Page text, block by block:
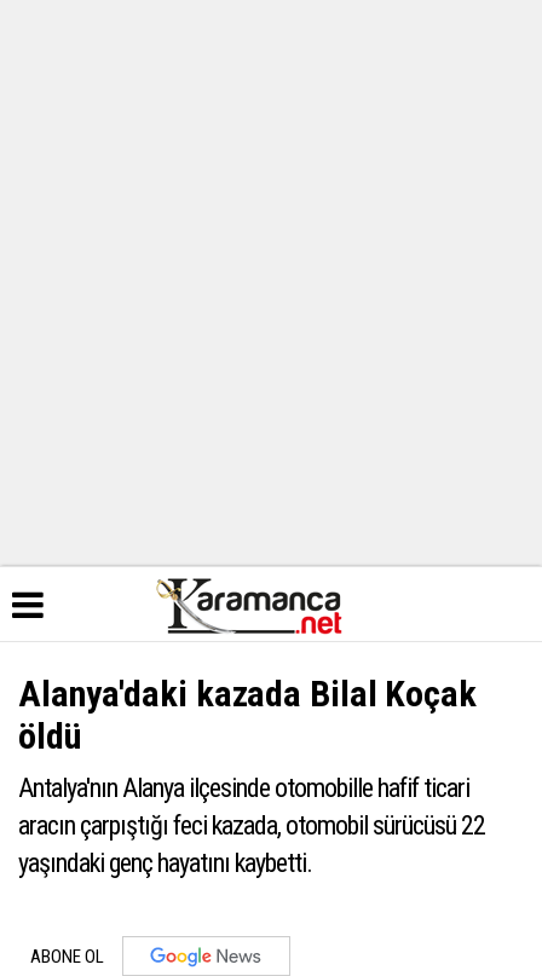
Alanya'daki kazada Bilal Koçak
öldü
Antalya'nın Alanya ilçesinde otomobille hafif ticari
aracın çarpıştığı feci kazada, otomobil sürücüsü 22
yaşındaki genç hayatını kaybetti.
ABONE OL